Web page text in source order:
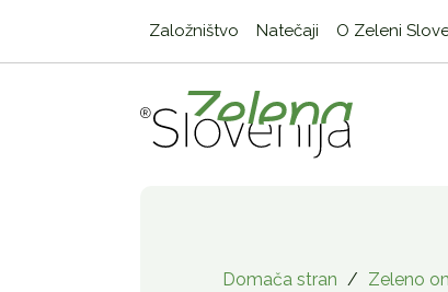
Založništvo Natečaji O Zeleni
Domača stran / Zeleno